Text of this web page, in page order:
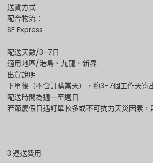
送貨方式
配合物流：
SF Express
配送天數/3-7日
適用地區/港島、九龍、新界
出貨說明
下單後（不含訂購當天），約3-7個工作天寄
配送時間為週一至週日
若節慶假日遇訂單較多或不可抗力天災因素，
3.運送費用